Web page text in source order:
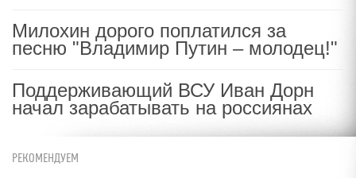
Милохин дорого поплатился за
песню "Владимир Путин – молодец!"
Поддерживающий ВСУ Иван Дорн
начал зарабатывать на россиянах
РЕКОМЕНДУЕМ